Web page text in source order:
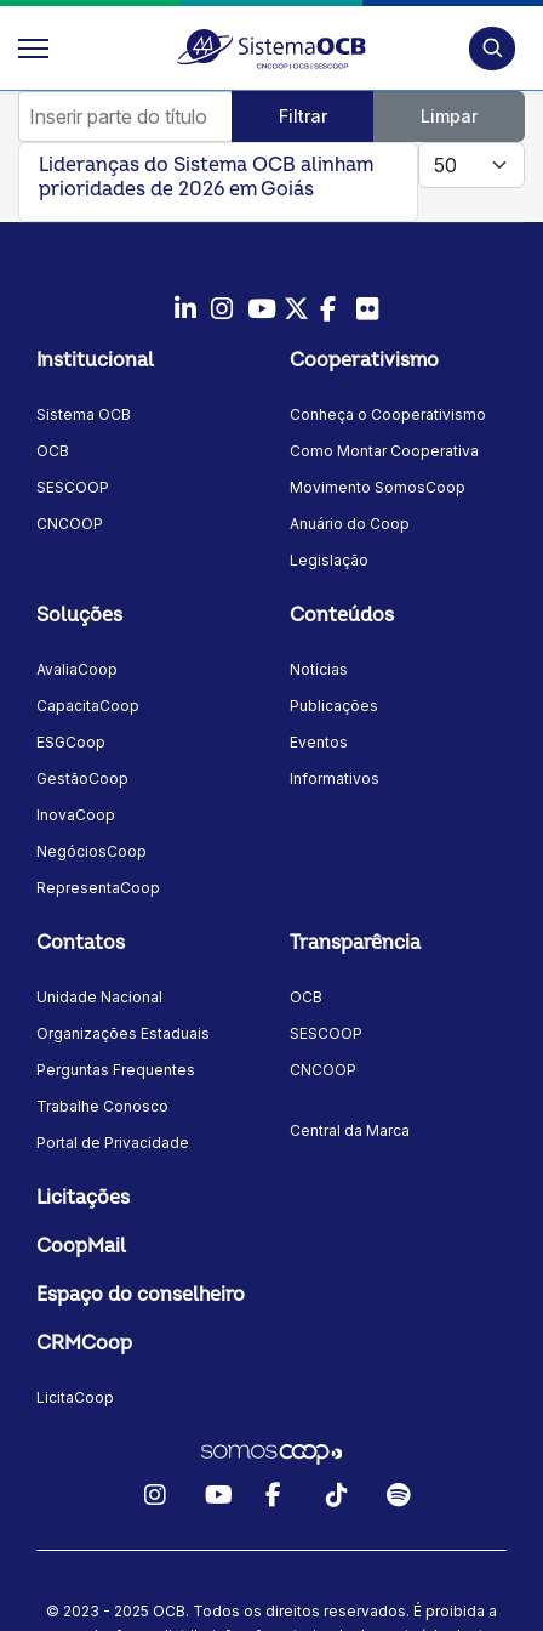
Inserir parte do título
Filtrar Limpar
Mostrar #
Lideranças do Sistema OCB alinham
prioridades de 2026 em Goiás
Instagram
YoutubeTwitter/X
Facebook
Institucional
Sistema OCB
OCB
SESCOOP
CNCOOP
Cooperativismo
Conheça o Cooperativismo
Como Montar Cooperativa
Movimento SomosCoop
Anuário do Coop
Legislação
Soluções
AvaliaCoop
CapacitaCoop
ESGCoop
GestãoCoop
InovaCoop
NegóciosCoop
RepresentaCoop
Conteúdos
Notícias
Publicações
Eventos
Informativos
Contatos
Unidade Nacional
Organizações Estaduais
Perguntas Frequentes
Trabalhe Conosco
Portal de Privacidade
Transparência
OCB
SESCOOP
CNCOOP
Central da Marca
Licitações
CoopMail
Espaço do conselheiro
CRMCoop
LicitaCoop
© 2023 - 2025 OCB. Todos os direitos reservados. É proibida a